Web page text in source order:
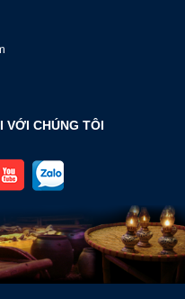
VỚI CHÚNG TÔI